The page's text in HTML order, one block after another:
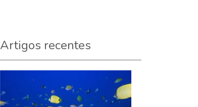
Artigos recentes